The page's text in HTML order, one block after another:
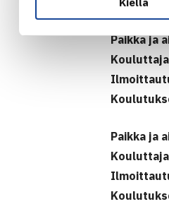
Paikka ja
Paikka ja